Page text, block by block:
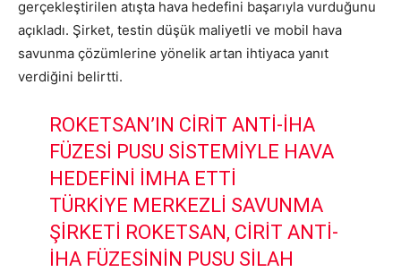
gerçekleştirilen atışta hava hedefini başarıyla vurduğunu
açıkladı. Şirket, testin düşük maliyetli ve mobil hava
savunma çözümlerine yönelik artan ihtiyaca yanıt
verdiğini belirtti.
ROKETSAN’IN CİRİT ANTI-İHA
FÜZESI PUSU SISTEMIYLE HAVA
HEDEFINI İMHA ETTI
TÜRKIYE MERKEZLI SAVUNMA
ŞIRKETI ROKETSAN, CİRİT ANTI-
İHA FÜZESININ PUSU SILAH